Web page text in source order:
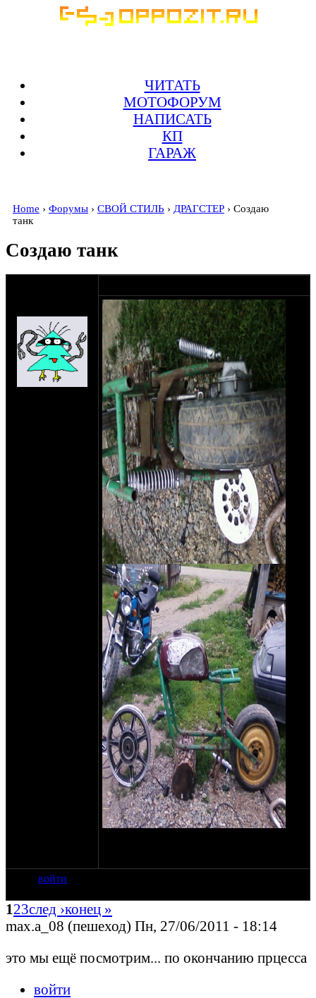
ЧИТАТЬ
МОТОФОРУМ
НАПИСАТЬ
КП
ГАРАЖ
Home › Форумы › СВОЙ СТИЛЬ › ДРАГСТЕР › Создаю
танк
Создаю танк
войти
123след ›конец »
max.a_08 (пешеход) Пн, 27/06/2011 - 18:14
это мы ещё посмотрим... по окончанию прцесса
войти